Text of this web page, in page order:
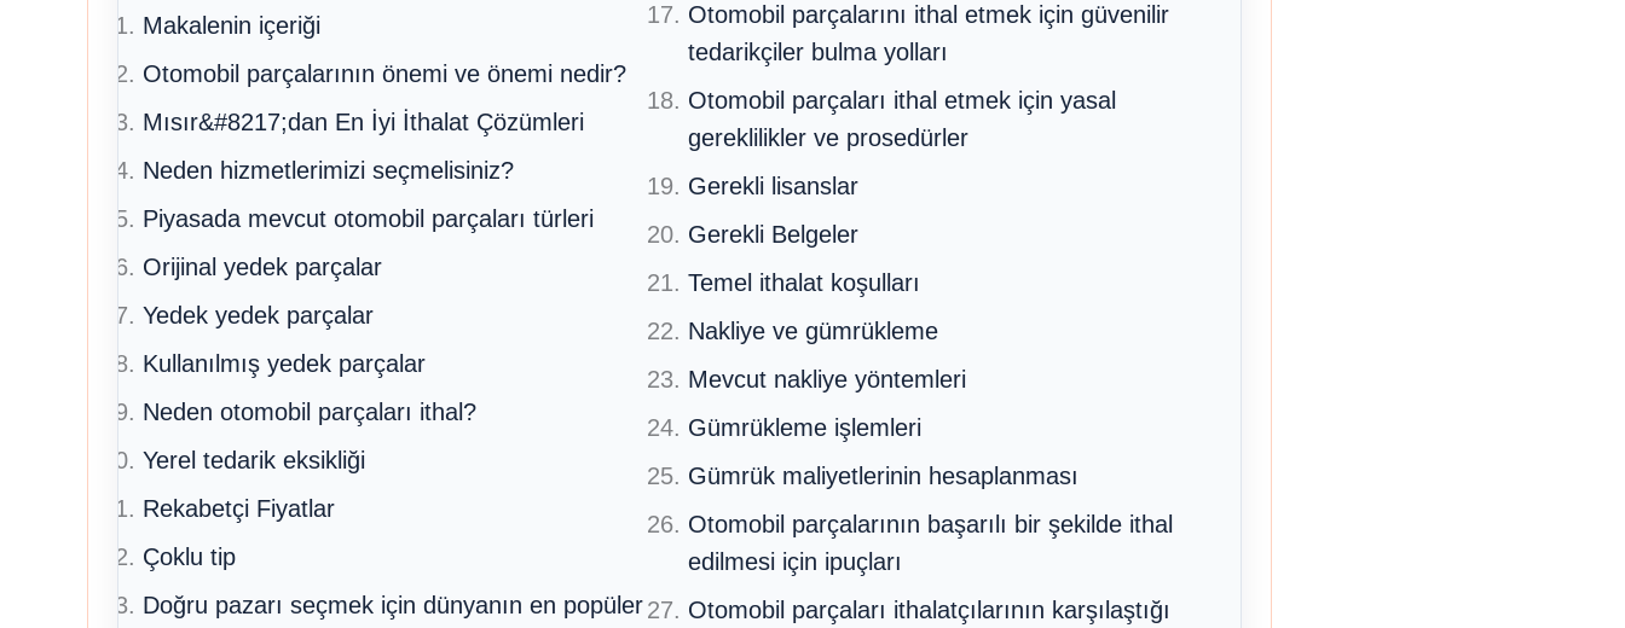
Makalenin içeriği
Otomobil parçalarının önemi ve önemi nedir?
Mısır&#8217;dan En İyi İthalat Çözümleri
Neden hizmetlerimizi seçmelisiniz?
Piyasada mevcut otomobil parçaları türleri
Orijinal yedek parçalar
Yedek yedek parçalar
Kullanılmış yedek parçalar
Neden otomobil parçaları ithal?
Yerel tedarik eksikliği
Rekabetçi Fiyatlar
Çoklu tip
Doğru pazarı seçmek için dünyanın en popüler
Otomobil parçalarını ithal etmek için güvenilir
tedarikçiler bulma yolları
Otomobil parçaları ithal etmek için yasal
gereklilikler ve prosedürler
Gerekli lisanslar
Gerekli Belgeler
Temel ithalat koşulları
Nakliye ve gümrükleme
Mevcut nakliye yöntemleri
Gümrükleme işlemleri
Gümrük maliyetlerinin hesaplanması
Otomobil parçalarının başarılı bir şekilde ithal
edilmesi için ipuçları
Otomobil parçaları ithalatçılarının karşılaştığı